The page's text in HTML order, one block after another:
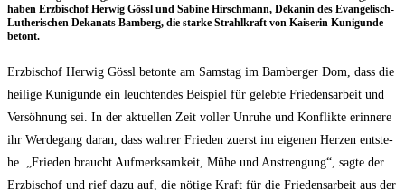
haben Erz­bi­schof Her­wig Gössl und Sabi­ne Hirsch­mann, Deka­nin des Evan­ge­lisch-
Luthe­ri­schen Deka­nats Bam­berg, die star­ke Strahl­kraft von Kai­se­rin Kuni­gun­de
betont.
Erz­bi­schof Her­wig Gössl beton­te am Sams­tag im Bam­ber­ger Dom, dass die
hei­li­ge Kuni­gun­de ein leuch­ten­des Bei­spiel für geleb­te Frie­dens­ar­beit und
Ver­söh­nung sei. In der aktu­el­len Zeit vol­ler Unru­he und Kon­flik­te erin­ne­re
ihr Wer­de­gang dar­an, dass wah­rer Frie­den zuerst im eige­nen Her­zen ent­ste­
he. „Frie­den braucht Auf­merk­sam­keit, Mühe und Anstren­gung“, sag­te der
Erz­bi­schof und rief dazu auf, die nöti­ge Kraft für die Frie­dens­ar­beit aus der